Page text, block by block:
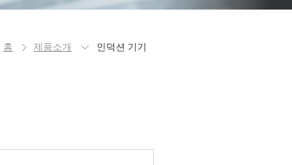
홈 제품소개 인덕션 기기